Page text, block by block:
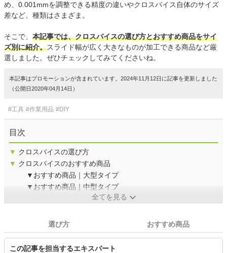
め、0.001mmを調整できる精度の違いやクロスバイス自体のサイズ
差など、種類はさまざま。
そこで、 本記事では、クロスバイスの選び方とおすすめ商品をサイ
ズ別に紹介。スライド幅が広く大きなものが加工できる商品など厳
選しました。ぜひチェックしてみてくださいね。
本記事はプロモーションが含まれています。2024年11月12日に記事を更新しました
（公開日2020年04月14日）
#工具 #作業用品 #DIY
目次
▼ クロスバイスの選び方
▼ クロスバイスのおすすめ商品
▼おすすめ商品｜大型タイプ
▼おすすめ商品｜中型タイプ
全てを見る
選び方 おすすめ商品
この記事を担当するエキスパート